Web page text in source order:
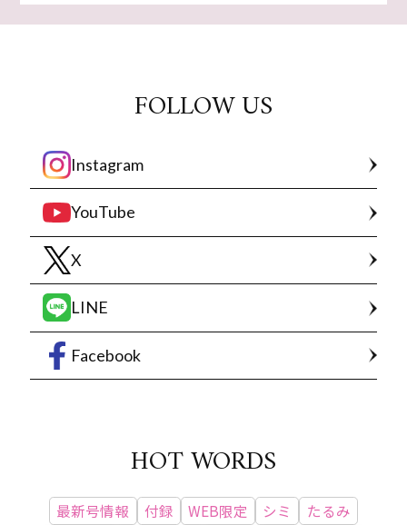
FOLLOW US
Instagram
YouTube
X
LINE
Facebook
HOT WORDS
最新号情報 付録 WEB限定 シミ
たるみ